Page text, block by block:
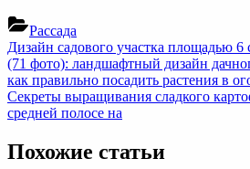
Рассада
Навигация
по
записям
Previous
Post:
Дизайн садового участка площадью 6
(71 фото): ландшафтный дизайн
как правильно посадить растения в
Next
Post:
Секреты выращивания сладкого
средней полосе на
Похожие статьи